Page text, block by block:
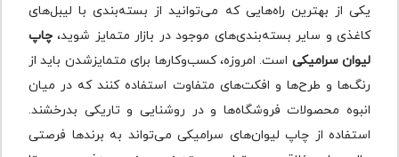
یکی از بهترین راه‌هایی که می‌توانید از بسته‌بندی با لیبل‌های
کاغذی و سایر بسته‌بندی‌های موجود در بازار متمایز شوید، چاپ
لیوان سرامیکی است. امروزه، کسب‌وکارها برای متمایزشدن باید از
رنگ‌ها و طرح‌ها و افکت‌های متفاوت استفاده کنند که در میان
انبوه محصولات فروشگاه‌ها و در روشنایی و تاریکی بدرخشند.
استفاده از چاپ لیوان‌های سرامیکی می‌تواند به برندها فرصتی